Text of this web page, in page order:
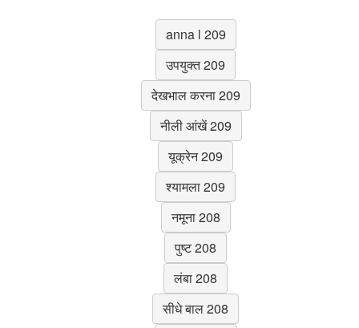
anna l 209
उपयुक्त 209
देखभाल करना 209
नीली आंखें 209
यूक्रेन 209
श्यामला 209
नमूना 208
पुष्ट 208
लंबा 208
सीधे बाल 208